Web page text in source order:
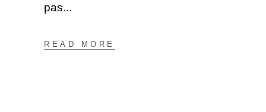
pas
READ MORE